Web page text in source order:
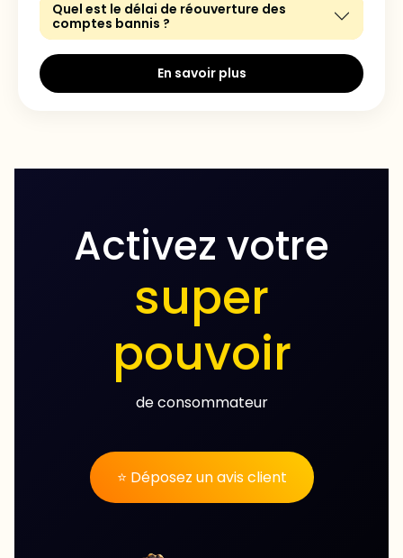
Quel est le délai de réouverture des
comptes bannis ?
En savoir plus
Activez votre
super
pouvoir
de consommateur
⭐ Déposez un avis client